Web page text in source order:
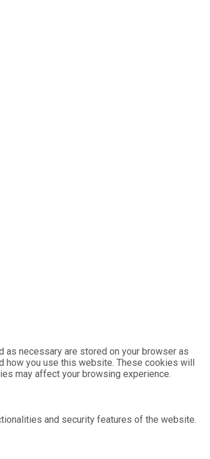
necessary are stored on your browser as
you use this website. These cookies will
may affect your browsing experience.
and security features of the website.